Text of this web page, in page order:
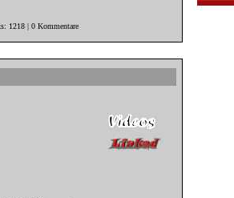
1218 | 0 Kommentare